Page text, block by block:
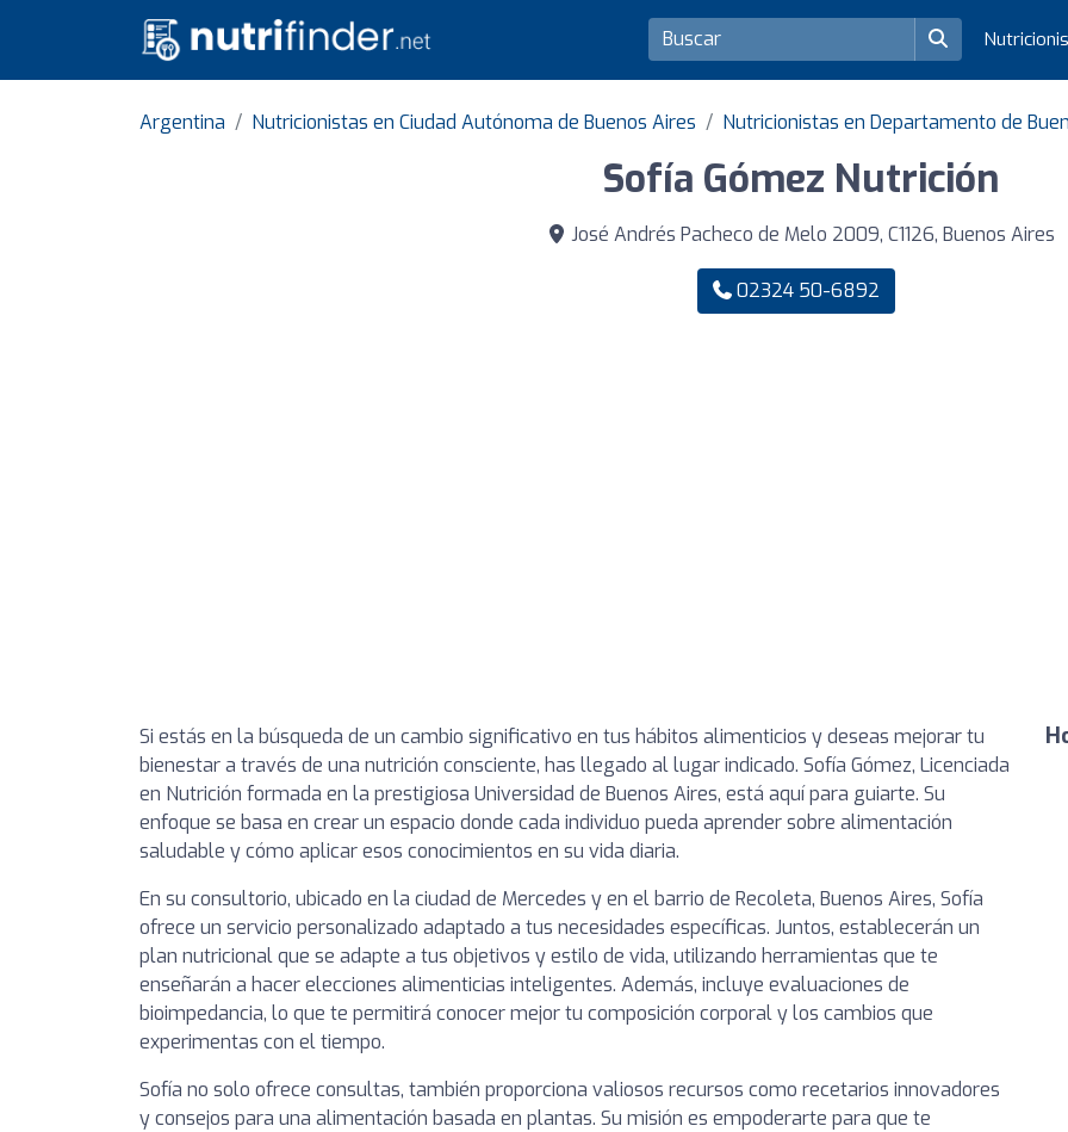
Argentina Nutricionistas en Ciudad Autónoma de Buenos Aires Nutricionistas en Departamento de
Sofía Gómez Nutrición
José Andrés Pacheco de Melo 2009, C1126, Buenos Aires
02324 50-6892
Si estás en la búsqueda de un cambio significativo en tus hábitos alimenticios y deseas mejorar tu
bienestar a través de una nutrición consciente, has llegado al lugar indicado. Sofía Gómez, Licenciada
en Nutrición formada en la prestigiosa Universidad de Buenos Aires, está aquí para guiarte. Su
enfoque se basa en crear un espacio donde cada individuo pueda aprender sobre alimentación
saludable y cómo aplicar esos conocimientos en su vida diaria.
En su consultorio, ubicado en la ciudad de Mercedes y en el barrio de Recoleta, Buenos Aires, Sofía
ofrece un servicio personalizado adaptado a tus necesidades específicas. Juntos, establecerán un
plan nutricional que se adapte a tus objetivos y estilo de vida, utilizando herramientas que te
enseñarán a hacer elecciones alimenticias inteligentes. Además, incluye evaluaciones de
bioimpedancia, lo que te permitirá conocer mejor tu composición corporal y los cambios que
experimentas con el tiempo.
Sofía no solo ofrece consultas, también proporciona valiosos recursos como recetarios innovadores
y consejos para una alimentación basada en plantas. Su misión es empoderarte para que te